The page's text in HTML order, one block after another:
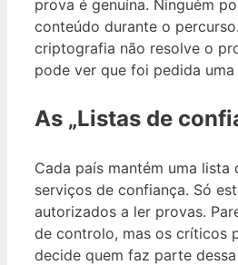
prova é genuína. Ninguém
conteúdo durante o
criptografia não resolve o
pode ver que foi pedida uma
As „Listas de
Cada país mantém uma lista
serviços de confiança. Só
autorizados a ler provas.
de controlo, mas os críticos
decide quem faz parte